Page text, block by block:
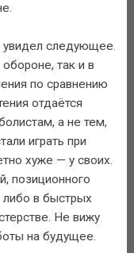
увидел следующее.
так и в
по сравнению
отдаётся
а не тем,
играть при
хуже — у своих.
позиционного
либо в быстрых
Не вижу
на будущее.